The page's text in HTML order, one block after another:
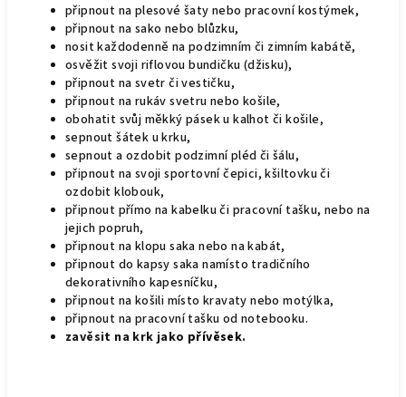
připnout na plesové šaty nebo pracovní kostýmek,
připnout na sako nebo blůzku,
nosit každodenně na podzimním či zimním kabátě,
osvěžit svoji riflovou bundičku (džisku),
připnout na svetr či vestičku,
připnout na rukáv svetru nebo košile,
obohatit svůj měkký pásek u kalhot či košile,
sepnout šátek u krku,
sepnout a ozdobit podzimní pléd či šálu,
připnout na svoji sportovní čepici, kšiltovku či
ozdobit klobouk,
připnout přímo na kabelku či pracovní tašku, nebo na
jejich popruh,
připnout na klopu saka nebo na kabát,
připnout do kapsy saka namísto tradičního
dekorativního kapesníčku,
připnout na košili místo kravaty nebo motýlka,
připnout na pracovní tašku od notebooku.
zavěsit na krk jako přívěsek.